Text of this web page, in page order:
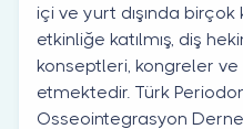
içi ve yurt dışında
etkinliğe katılmış, diş
konseptleri, kongreler
etmektedir. Türk
Osseointegrasyon